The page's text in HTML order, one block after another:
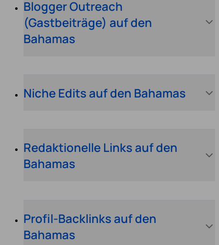
Blogger Outreach
(Gastbeiträge) auf den
Bahamas
Niche Edits auf den Bahamas
Redaktionelle Links auf den
Bahamas
Profil-Backlinks auf den
Bahamas